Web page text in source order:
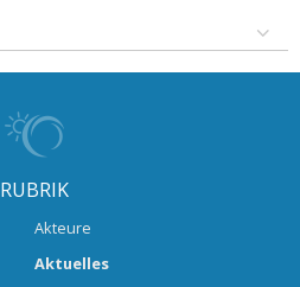
RUBRIK
Akteure
Aktuelles